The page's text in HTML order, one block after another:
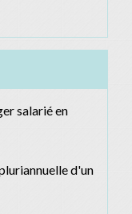
salarié en
d'un